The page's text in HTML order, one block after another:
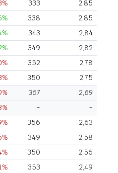
333
2,85
338
2,85
343
2,84
349
2,82
352
2,78
350
2,75
357
2,69
-
-
356
2,63
349
2,58
350
2,56
353
2,49